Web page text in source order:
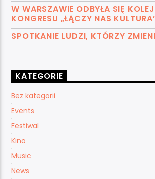
W WARSZAWIE ODBYŁA SIĘ
KONGRESU „ŁĄCZY NAS
SPOTKANIE LUDZI, KTÓRZY
KATEGORIE
Bez kategorii
Events
Festiwal
Kino
Music
News